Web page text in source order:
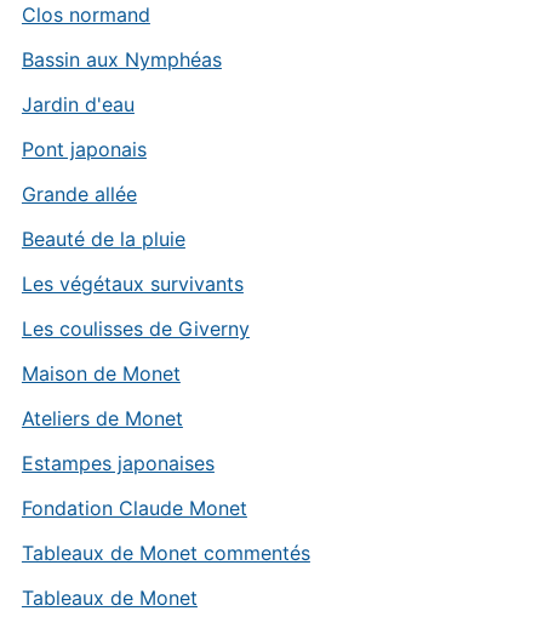
Clos normand
Bassin aux Nymphéas
Jardin d'eau
Pont japonais
Grande allée
Beauté de la pluie
Les végétaux survivants
Les coulisses de Giverny
Maison de Monet
Ateliers de Monet
Estampes japonaises
Fondation Claude Monet
Tableaux de Monet commentés
Tableaux de Monet